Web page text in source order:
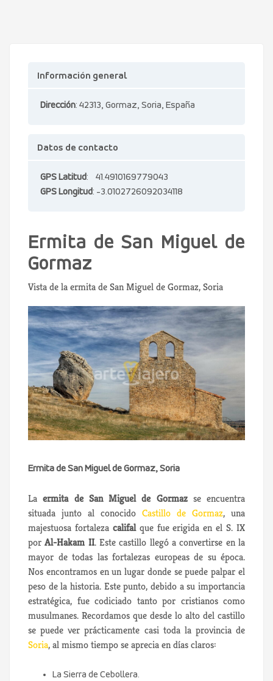
Información general
Dirección: 42313, Gormaz, Soria, España
Datos de contacto
GPS Latitud: 41.4910169779043
GPS Longitud: -3.0102726092034118
Ermita de San Miguel de
Gormaz
Vista de la ermita de San Miguel de Gormaz, Soria
Ermita de San Miguel de Gormaz, Soria
Laermita de San Miguel de Gormazse encuentra
situada junto al conocido Castillo de Gormaz, una
majestuosa fortaleza califalque fue erigida en el S. IX
porAl-Hakam II. Este castillo llegó a convertirse en la
mayor de todas las fortalezas europeas de su época.
Nos encontramos en un lugar donde se puede palpar el
peso de la historia. Este punto, debido a su importancia
estratégica, fue codiciado tanto por cristianos como
musulmanes. Recordamos que desde lo alto del castillo
se puede ver prácticamente casi toda la provincia de
Soria, al mismo tiempo se aprecia en días claros:
La Sierra de Cebollera.